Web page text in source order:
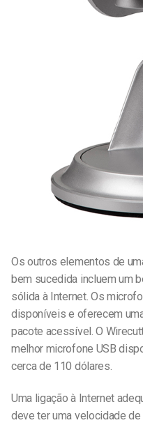
Os outros elementos de
bem sucedida incluem um
sólida à Internet. Os
disponíveis e oferecem
pacote acessível. O
melhor microfone USB
cerca de 110 dólares.
Uma ligação à Internet
deve ter uma velocidade